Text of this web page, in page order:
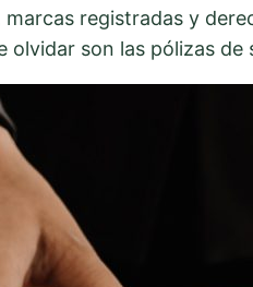
registradas y
son las pólizas de